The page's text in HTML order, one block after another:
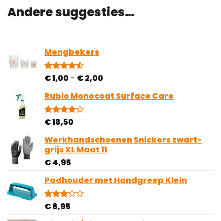
Andere suggesties…
Mengbekers
Gewaardeerd
gebaseerd
op
4
klantbeoordelingen
€1,00 - €2,00Prijsklasse:
tot
Rubio Monocoat Surface Care
Gewaardeerd
gebaseerd
op
4
klantbeoordelingen
€18,50
Werkhandschoenen Snickers zwart-
grijs XL Maat 11
€4,95
Padhouder met Handgreep Klein
Gewaardeerd
1
€8,95